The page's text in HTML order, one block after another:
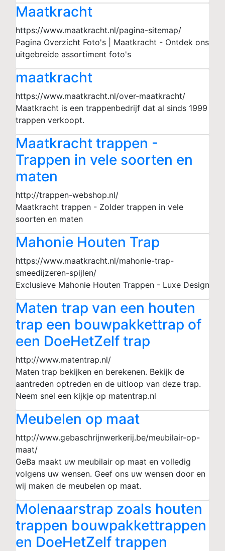
Maatkracht
https://www.maatkracht.nl/pagina-sitemap/
Pagina Overzicht Foto's | Maatkracht - Ontdek ons
uitgebreide assortiment foto's
maatkracht
https://www.maatkracht.nl/over-maatkracht/
Maatkracht is een trappenbedrijf dat al sinds 1999
trappen verkoopt.
Maatkracht trappen -
Trappen in vele soorten en
maten
http://trappen-webshop.nl/
Maatkracht trappen - Zolder trappen in vele
soorten en maten
Mahonie Houten Trap
https://www.maatkracht.nl/mahonie-trap-
smeedijzeren-spijlen/
Exclusieve Mahonie Houten Trappen - Luxe Design
Maten trap van een houten
trap een bouwpakkettrap of
een DoeHetZelf trap
http://www.matentrap.nl/
Maten trap bekijken en berekenen. Bekijk de
aantreden optreden en de uitloop van deze trap.
Neem snel een kijkje op matentrap.nl
Meubelen op maat
http://www.gebaschrijnwerkerij.be/meubilair-op-
maat/
GeBa maakt uw meubilair op maat en volledig
volgens uw wensen. Geef ons uw wensen door en
wij maken de meubelen op maat.
Molenaarstrap zoals houten
trappen bouwpakkettrappen
en DoeHetZelf trappen